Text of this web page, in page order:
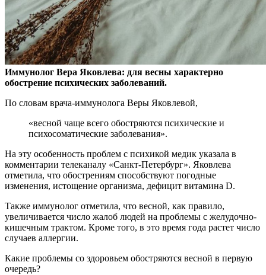
Иммунолог Вера Яковлева: для весны характерно
обострение психических заболеваний.
По словам врача-иммунолога Веры Яковлевой,
«весной чаще всего обостряются психические и
психосоматические заболевания».
На эту особенность проблем с психикой медик указала в
комментарии телеканалу «Санкт-Петербург». Яковлева
отметила, что обострениям способствуют погодные
изменения, истощение организма, дефицит витамина D.
Также иммунолог отметила, что весной, как правило,
увеличивается число жалоб людей на проблемы с желудочно-
кишечным трактом. Кроме того, в это время года растет число
случаев аллергии.
Какие проблемы со здоровьем обостряются весной в первую
очередь?